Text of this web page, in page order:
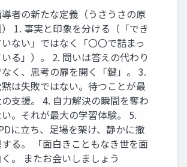
者の新たな定義（うさうさの原
1. 事実と印象を分ける（「でき
ない」ではなく「〇〇で詰まっ
る」）。 2. 問いは答えの代わり
く、思考の扉を開く「鍵」。 3.
は失敗ではない。待つことが最
支援。 4. 自力解決の瞬間を奪わ
。それが最大の学習体験。 5.
に立ち、足場を架け、静かに撤
る。 「面白きこともなき世を面
く。 またお会いしましょう